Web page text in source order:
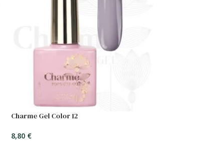
Charme Gel Color 12
8,80 €